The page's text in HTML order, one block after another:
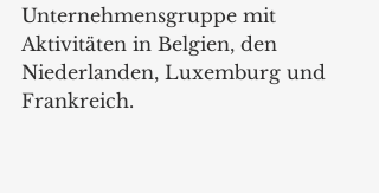
Unternehmensgruppe mit
Aktivitäten in Belgien, den
Niederlanden, Luxemburg und
Frankreich.